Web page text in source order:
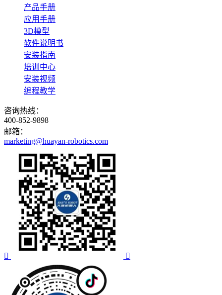
产品手册
应用手册
3D模型
软件说明书
安装指南
培训中心
安装视频
编程教学
咨询热线：
400-852-9898
邮箱：
marketing@huayan-robotics.com